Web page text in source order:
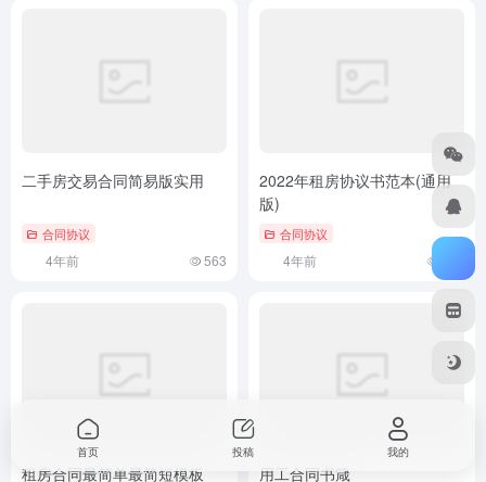
二手房交易合同简易版实用
合同协议
4年前 563
2022年租房协议书范本(通用
版)
合同协议
4年前
租房合同最简单最简短模板 用工合同书箴
首页 投稿 我的